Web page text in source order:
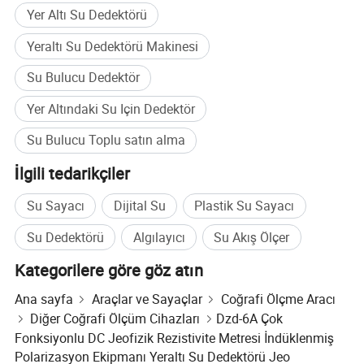
eğrileri görünür
Polarizability M ve yarı kullanım süresi doğrudan görüntülenir.
Veri Depolama: Her nokta için 4800 nokta ölçümü ve 22 veri
depolayabilir.
Veri İletimi: Cihazdan bilgisayara veri dökmek için RS-232 kanalı
mevcuttur.
Aşırı gerilim ve ağır akım için kendi kendine koruma.
DZD-6A çok işlevli dc direnç ölçer ve ip cihazı, Yeraltı Su Dedektörü
Yer Altı Su Dedektörü
Yeraltı Su Dedektörü Makinesi
Su Bulucu Dedektör
Yer Altındaki Su Için Dedektör
Su Bulucu Toplu satın alma
İlgili tedarikçiler
Su Sayacı Dijital Su
Plastik Su Sayacı
Su Dedektörü
Algılayıcı Su Akış Ölçer
Kategorilere göre göz atın
Ana sayfa Araçlar ve Sayaçlar
Coğrafi Ölçme Aracı
Diğer Coğrafi Ölçüm Cihazları
Dzd-6A Çok
Fonksiyonlu DC Jeofizik Rezistivite Metresi İndüklenmiş
Polarizasyon Ekipmanı Yeraltı Su Dedektörü Jeo